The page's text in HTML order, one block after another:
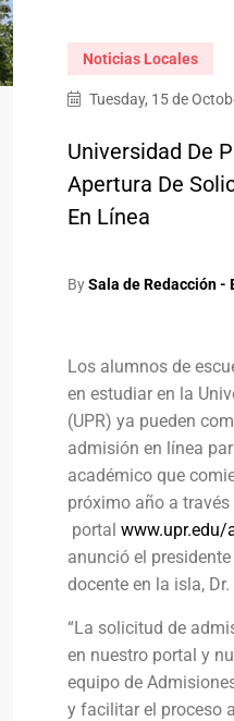
Noticias Locales
Tuesday, 15 de
Universidad De
Apertura De
En Línea
BySala de Redacción -
Los alumnos de
en estudiar en la
(UPR) ya pueden
admisión en línea
académico que
próximo año a través
portal www.upr.edu/
anunció el
docente en la isla,
“La solicitud de
en nuestro portal y
equipo de
y facilitar el proceso